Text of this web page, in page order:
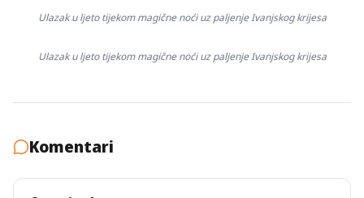
Ulazak u ljeto tijekom magične noći uz paljenje Ivanjskog krijesa
Ulazak u ljeto tijekom magične noći uz paljenje Ivanjskog krijesa
Komentari